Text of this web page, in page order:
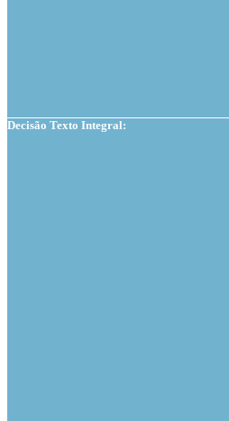
Decisão Texto Integral: